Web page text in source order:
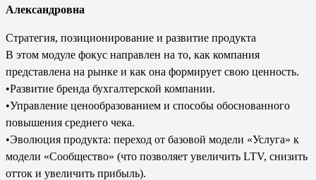
Александровна
Стратегия, позиционирование и развитие продукта
В этом модуле фокус направлен на то, как компания
представлена на рынке и как она формирует свою ценность.
•Развитие бренда бухгалтерской компании.
•Управление ценообразованием и способы обоснованного
повышения среднего чека.
•Эволюция продукта: переход от базовой модели «Услуга» к
модели «Сообщество» (что позволяет увеличить LTV, снизить
отток и увеличить прибыль).